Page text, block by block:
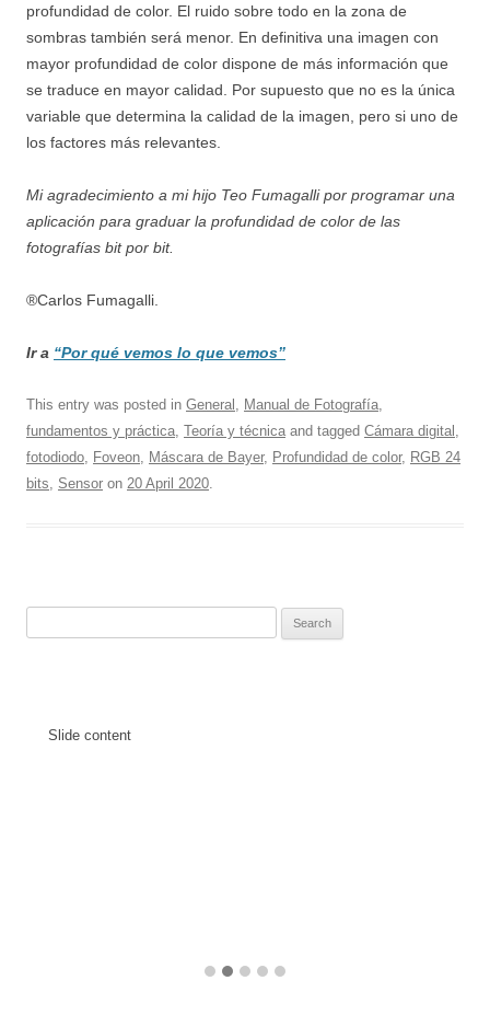
profundidad de color. El ruido sobre todo en la zona de
sombras también será menor. En definitiva una imagen con
mayor profundidad de color dispone de más información que
se traduce en mayor calidad. Por supuesto que no es la única
variable que determina la calidad de la imagen, pero si uno de
los factores más relevantes.
Mi agradecimiento a mi hijo Teo Fumagalli por programar una
aplicación para graduar la profundidad de color de las
fotografías bit por bit.
®Carlos Fumagalli.
Ir a “Por qué vemos lo que vemos”
This entry was posted in General
Manual de Fotografía,
fundamentos y práctica Teoría y técnica and tagged Cámara digital
fotodiodo
Foveon Máscara de Bayer, Profundidad de color, RGB 24
bits
Sensor on 20 April 2020
Slide content